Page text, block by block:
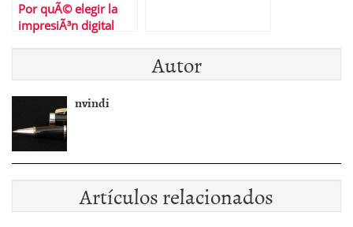
Por quÃ© elegir la
impresiÃ³n digital
Autor
nvindi
Artículos relacionados